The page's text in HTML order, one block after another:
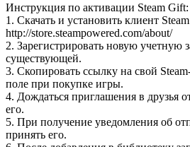
Инструкция по активации Steam Gift:
1. Скачать и установить клиент
http://store.steampowered.com/about/
2. Зарегистрировать новую учетную
существующей.
3. Скопировать ссылку на свой
поле при покупке игры.
4. Дождаться приглашения в друзья
его.
5. При получение уведомления об
принять его.